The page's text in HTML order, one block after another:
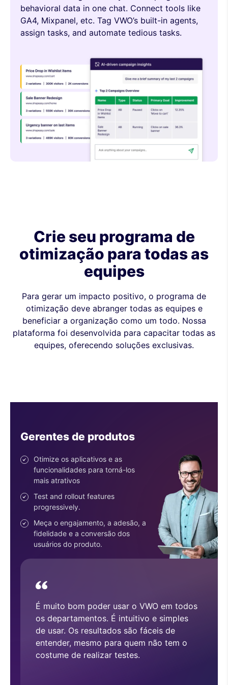
behavioral data in one chat. Connect tools like
GA4, Mixpanel, etc. Tag VWO’s built-in agents,
assign tasks, and automate tedious tasks.
Crie seu programa de
otimização para todas as
equipes
Para gerar um impacto positivo, o programa de
otimização deve abranger todas as equipes e
beneficiar a organização como um todo. Nossa
plataforma foi desenvolvida para capacitar todas as
equipes, oferecendo soluções exclusivas.
Engenheiros
Ofereça funcionalidades com
confiança.
Reduza o risco com a
implementação progressiva de
funcionalidades.
Use SDKs fáceis de configurar.
Com o VMO, realizamos e implementamos
vários testes A/B que melhoraram a
arquitetura geral da CRO no nosso site.